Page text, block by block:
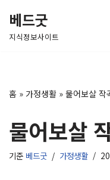
콘
건
기
베드굿
지식정보사이트
홈 » 가정생활 » 물어보살 작
물어보살
기준 베드굿 가정생활